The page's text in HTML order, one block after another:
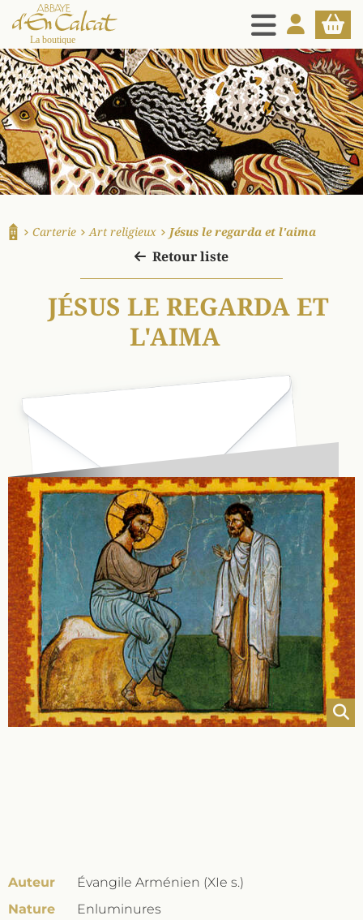
MENU
La boutique d'en Calcat
MON PANIER
Carterie Art religieux Jésus le regarda et l'aima
Retour liste
JÉSUS LE REGARDA ET
L'AIMA
Auteur
Évangile Arménien (XIe s.)
Nature
Enluminures